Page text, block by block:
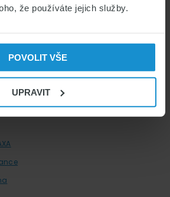
že používáte jejich služby.
POVOLIT VŠE
UPRAVIT
ZDRAVOTNÍ